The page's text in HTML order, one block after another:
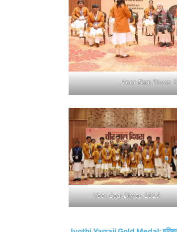
Veer Baal Diwas
Veer Baal Diwas 2025